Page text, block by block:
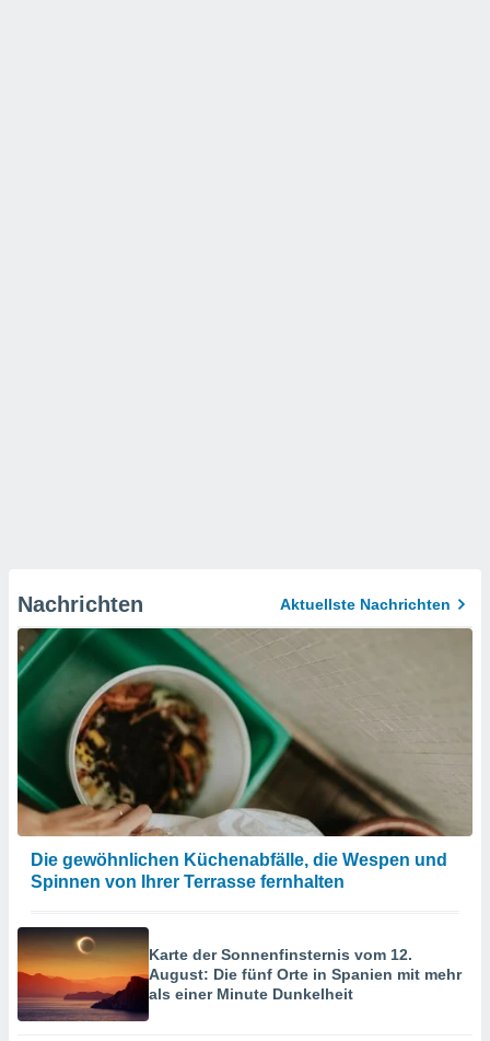
Nachrichten Aktuellste Nachrichten
Die gewöhnlichen Küchenabfälle, die Wespen und
Spinnen von Ihrer Terrasse fernhalten
Karte der Sonnenfinsternis vom 12.
August: Die fünf Orte in Spanien mit mehr
als einer Minute Dunkelheit